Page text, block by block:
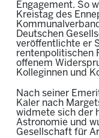
Engagement. So
Kreistag des
Deutschen
veröffentlichte er
rentenpolitischen
offenem
Kolleginnen und
Nach seiner
Kaler nach
widmete sich der
Astronomie und
Gesellschaft für